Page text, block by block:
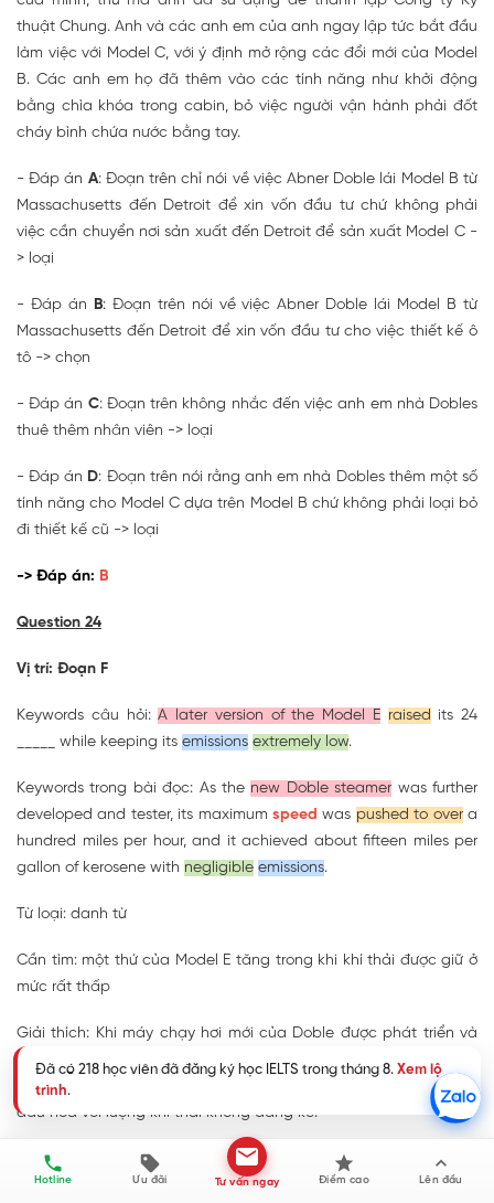
thuật Chung. Anh và các anh em của anh ngay lập tức bắt đầu
làm việc với Model C, với ý định mở rộng các đổi mới của Model
B. Các anh em họ đã thêm vào các tính năng như khởi động
bằng chìa khóa trong cabin, bỏ việc người vận hành phải đốt
cháy bình chứa nước bằng tay.
- Đáp án A: Đoạn trên chỉ nói về việc Abner Doble lái Model B từ
Massachusetts đến Detroit để xin vốn đầu tư chứ không phải
việc cần chuyển nơi sản xuất đến Detroit để sản xuất Model C -
> loại
- Đáp án B: Đoạn trên nói về việc Abner Doble lái Model B từ
Massachusetts đến Detroit để xin vốn đầu tư cho việc thiết kế ô
tô -> chọn
- Đáp án C: Đoạn trên không nhắc đến việc anh em nhà Dobles
thuê thêm nhân viên -> loại
- Đáp án D: Đoạn trên nói rằng anh em nhà Dobles thêm một số
tính năng cho Model C dựa trên Model B chứ không phải loại bỏ
đi thiết kế cũ -> loại
-> Đáp án: B
Question 24
Vị trí: Đoạn F
Keywords câu hỏi:A later version of the Model E raised its 24
_____ while keeping its emissions extremely low.
Keywords trong bài đọc: As the new Doble steamer was further
developed and tester, its maximum speed was pushed to overa
hundred miles per hour, and it achieved about fifteen miles per
gallon of kerosene with negligible emissions.
Từ loại: danh từ
Cần tìm: một thứ của Model E tăng trong khi khí thải được giữ ở
mức rất thấp
Giải thích: Khi máy chạy hơi mới của Doble được phát triển và
kiểm tra thêm, tốc độ tối đa của nó đã được đẩy lên hơn một
trăm dặm mỗi giờ, và nó đạt khoảng mười lăm dặm mỗi gallon
dầu hỏa với lượng khí thải không đáng kể.
-> Đáp án: speed
Hotline Ưu đãi Tư vấn ngay Điểm cao Lên đầu